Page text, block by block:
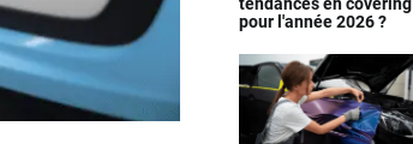
pour l'année 2026 ?